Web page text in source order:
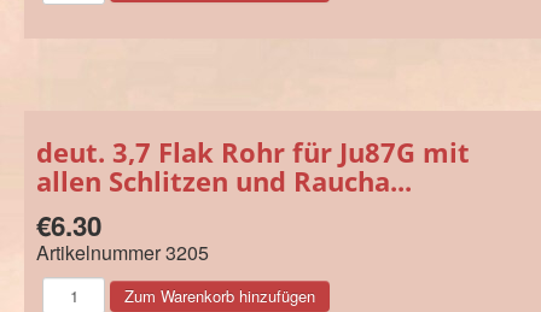
deut. 3,7 Flak Rohr für Ju87G mit
allen Schlitzen und Raucha...
€6.30
Artikelnummer3205